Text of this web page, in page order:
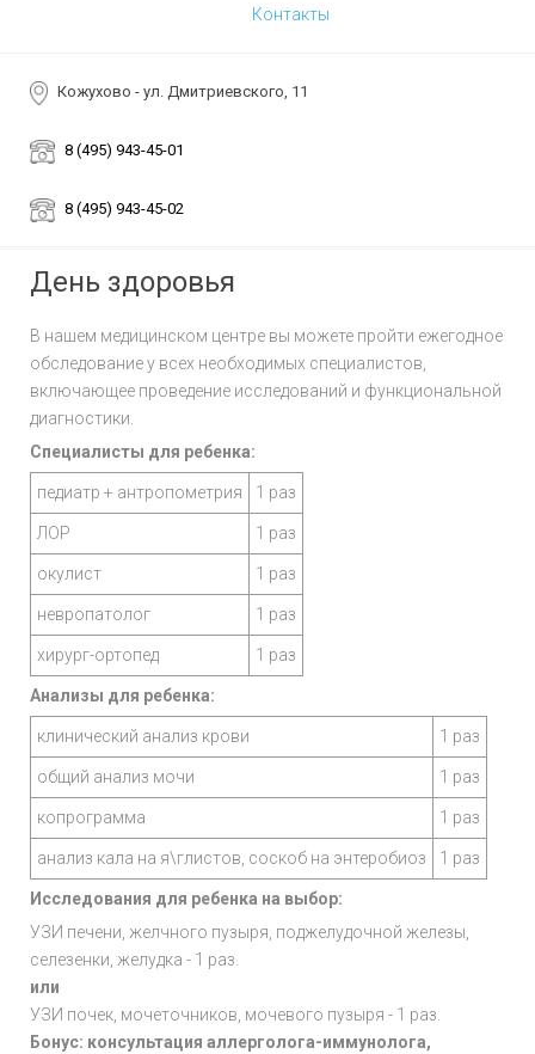
Контакты
Кожухово - ул. Дмитриевского, 11
8 (495) 943-45-01
8 (495) 943-45-02
День здоровья
В нашем медицинском центре вы можете пройти ежегодное
обследование у всех необходимых специалистов,
включающее проведение исследований и функциональной
диагностики.
Специалисты для ребенка:
педиатр + антропометрия 1 раз
ЛОР 1 раз
окулист 1 раз
невропатолог 1 раз
хирург-ортопед 1 раз
Анализы для ребенка:
клинический анализ крови 1 раз
общий анализ мочи 1 раз
копрограмма 1 раз
анализ кала на я\глистов, соскоб на энтеробиоз 1 раз
Исследования для ребенка на выбор:
УЗИ печени, желчного пузыря, поджелудочной железы,
селезенки, желудка - 1 раз.
или
УЗИ почек, мочеточников, мочевого пузыря - 1 раз.
Бонус: консультация аллерголога-иммунолога,